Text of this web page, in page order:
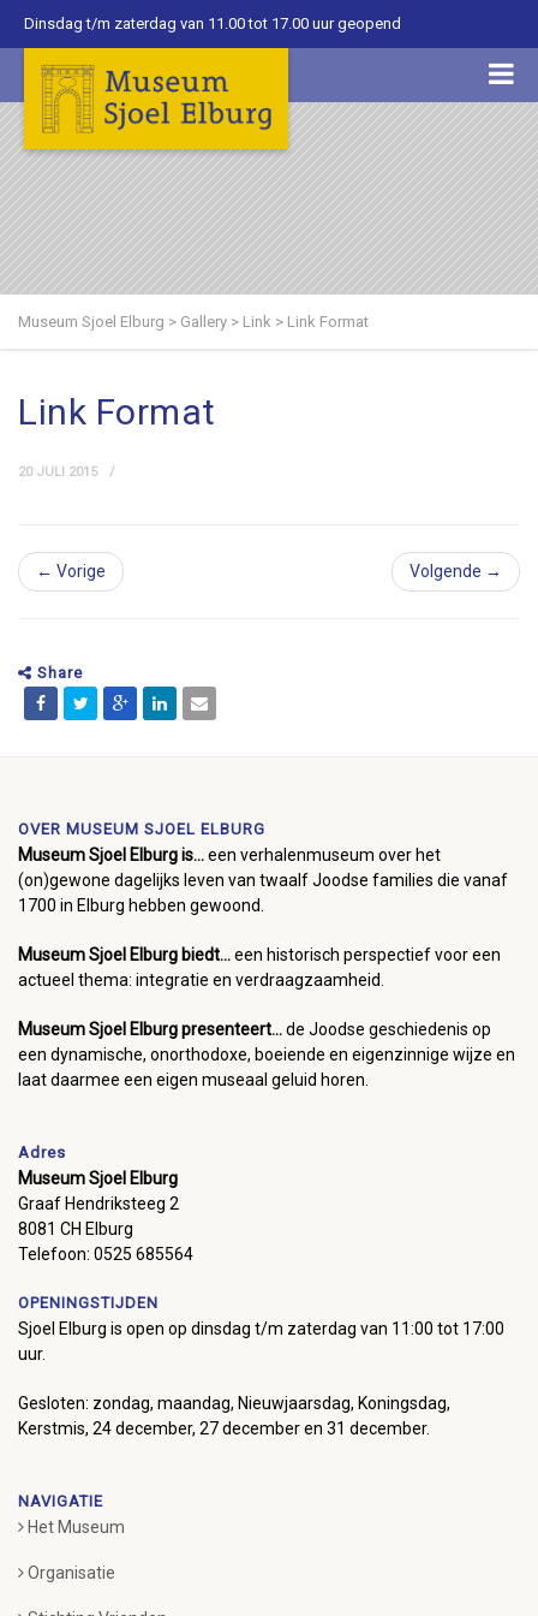
Dinsdag t/m zaterdag van 11.00 tot 17.00 uur geopend
Museum Sjoel Elburg > Gallery > Link > Link Format
Link Format
20 JULI 2015
← Vorige Volgende →
Share
OVER MUSEUM SJOEL ELBURG
Museum Sjoel Elburg is...een verhalenmuseum over het
(on)gewone dagelijks leven van twaalf Joodse families die vanaf
1700 in Elburg hebben gewoond.
Museum Sjoel Elburg biedt...een historisch perspectief voor een
actueel thema: integratie en verdraagzaamheid.
Museum Sjoel Elburg presenteert...de Joodse geschiedenis op
een dynamische, onorthodoxe, boeiende en eigenzinnige wijze en
laat daarmee een eigen museaal geluid horen.
Adres
Museum Sjoel Elburg
Graaf Hendriksteeg 2
8081 CH Elburg
Telefoon: 0525 685564
OPENINGSTIJDEN
Sjoel Elburg is open op dinsdag t/m zaterdag van 11:00 tot 17:00
uur.
Gesloten: zondag, maandag, Nieuwjaarsdag, Koningsdag,
Kerstmis, 24 december, 27 december en 31 december.
NAVIGATIE
Het Museum
Organisatie